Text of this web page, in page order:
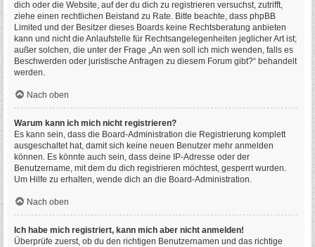
dich oder die Website, auf der du dich zu registrieren versuchst, zutrifft,
ziehe einen rechtlichen Beistand zu Rate. Bitte beachte, dass phpBB
Limited und der Besitzer dieses Boards keine Rechtsberatung anbieten
kann und nicht die Anlaufstelle für Rechtsangelegenheiten jeglicher Art ist;
außer solchen, die unter der Frage „An wen soll ich mich wenden, falls es
Beschwerden oder juristische Anfragen zu diesem Forum gibt?“ behandelt
werden.
Nach oben
Warum kann ich mich nicht registrieren?
Es kann sein, dass die Board-Administration die Registrierung komplett
ausgeschaltet hat, damit sich keine neuen Benutzer mehr anmelden
können. Es könnte auch sein, dass deine IP-Adresse oder der
Benutzername, mit dem du dich registrieren möchtest, gesperrt wurden.
Um Hilfe zu erhalten, wende dich an die Board-Administration.
Nach oben
Ich habe mich registriert, kann mich aber nicht anmelden!
Überprüfe zuerst, ob du den richtigen Benutzernamen und das richtige